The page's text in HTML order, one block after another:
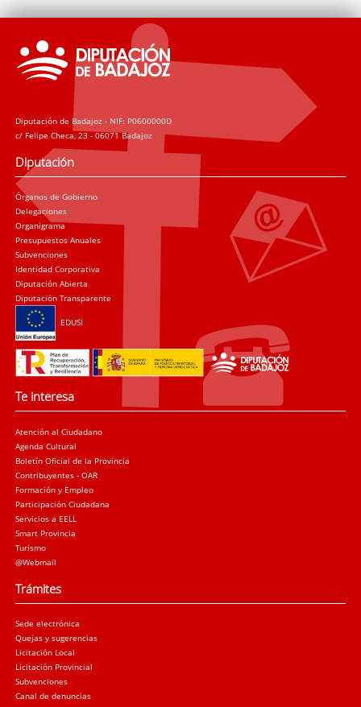
Diputación de Badajoz - NIF: P0600000D
c/ Felipe Checa, 23 - 06071 Badajoz
Diputación
Órganos de Gobierno
Delegaciones
Organigrama
Presupuestos Anuales
Subvenciones
Identidad Corporativa
Diputación Abierta
Diputación Transparente
EDUSI
Te interesa
Atención al Ciudadano
Agenda Cultural
Boletín Oficial de la Provincia
Contribuyentes - OAR
Formación y Empleo
Participación Ciudadana
Servicios a EELL
Smart Provincia
Turismo
@Webmail
Trámites
Sede electrónica
Quejas y sugerencias
Licitación Local
Licitación Provincial
Subvenciones
Canal de denuncias